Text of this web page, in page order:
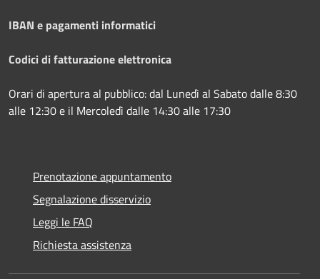
IBAN e pagamenti informatici
Codici di fatturazione elettronica
Orari di apertura al pubblico: dal Lunedì al Sabato dalle 8:30
alle 12:30 e il Mercoledì dalle 14:30 alle 17:30
Prenotazione appuntamento
Segnalazione disservizio
Leggi le FAQ
Richiesta assistenza